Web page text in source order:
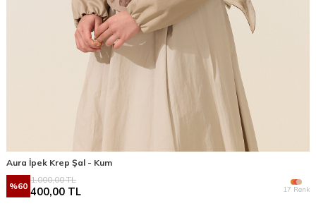
Aura İpek Krep Şal - Kum
%60
1.000,00TL
400,00 TL 17 Renk